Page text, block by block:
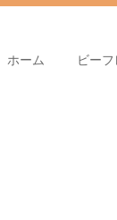
ホーム ビー